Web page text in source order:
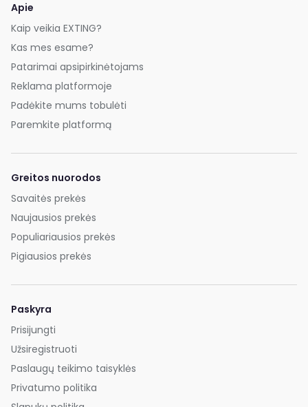
Apie
Kaip veikia EXTING?
Kas mes esame?
Patarimai apsipirkinėtojams
Reklama platformoje
Padėkite mums tobulėti
Paremkite platformą
Greitos nuorodos
Savaitės prekės
Naujausios prekės
Populiariausios prekės
Pigiausios prekės
Paskyra
Prisijungti
Užsiregistruoti
Paslaugų teikimo taisyklės
Privatumo politika